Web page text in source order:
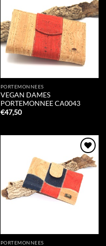
Add to
Wishlist
PORTEMONNEES
VEGAN DAMES
PORTEMONNEE CA0043
€47,50
Add to
Wishlist
PORTEMONNEES